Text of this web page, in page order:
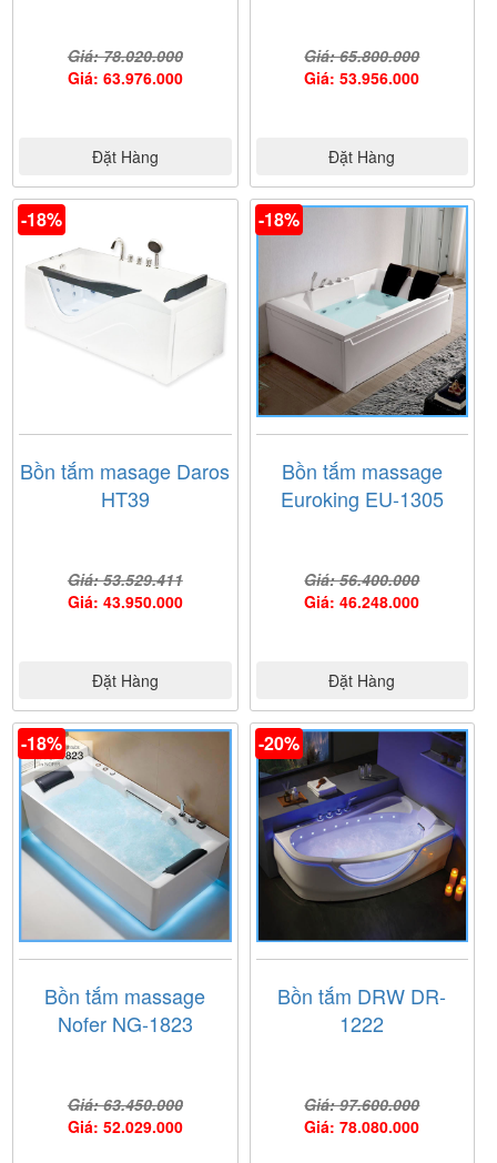
Siêu Thị Nội Thất Nam Anh là đại lý chuyên cung cấp
các sản phẩm bồn tắm massage chính hãng, chất
lượng.Qúy khách có thể đến showroom của Nội Thất
Nam Anh để xem trực tiếp sản phẩm và đặt hàng. Mọi
thông tin chi tiết vui lòng liên hệ qua số của Nội Thất
Nam Anh.
Giá: 78.020.000
Giá: 63.976.000
Đặt Hàng
Giá: 65.800.000
Giá: 53.956.000
Đặt Hàng
-18%
Bồn tắm masage Daros
HT39
Giá: 53.529.411
Giá: 43.950.000
Đặt Hàng
-18%
Bồn tắm massage
Euroking EU-1305
Giá: 56.400.000
Giá: 46.248.000
Đặt Hàng
-18%
Bồn tắm massage
Nofer NG-1823
Giá: 63.450.000
Giá: 52.029.000
-20%
Bồn tắm DRW DR-
1222
Giá: 97.600.000
Giá: 78.080.000